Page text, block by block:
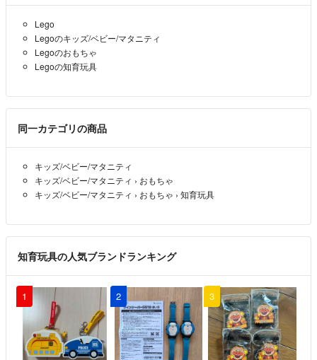
Lego
Legoのキッズ/ベビー/マタニティ
Legoのおもちゃ
Legoの知育玩具
同一カテゴリの商品
キッズ/ベビー/マタニティ
キッズ/ベビー/マタニティ › おもちゃ
キッズ/ベビー/マタニティ › おもちゃ › 知育玩具
知育玩具の人気ブランドランキング
1 2 3